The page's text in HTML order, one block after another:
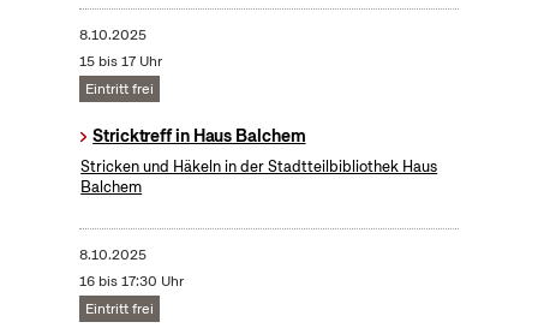
8.10.2025
15 bis 17 Uhr
Eintritt frei
Stricktreff in Haus Balchem
Stricken und Häkeln in der Stadtteilbibliothek Haus
Balchem
8.10.2025
16 bis 17:30 Uhr
Eintritt frei